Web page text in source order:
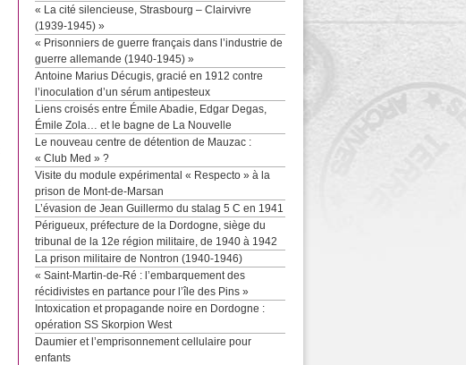
« La cité silencieuse, Strasbourg – Clairvivre
(1939-1945) »
« Prisonniers de guerre français dans l’industrie de
guerre allemande (1940-1945) »
Antoine Marius Décugis, gracié en 1912 contre
l’inoculation d’un sérum antipesteux
Liens croisés entre Émile Abadie, Edgar Degas,
Émile Zola… et le bagne de La Nouvelle
Le nouveau centre de détention de Mauzac :
« Club Med » ?
Visite du module expérimental « Respecto » à la
prison de Mont-de-Marsan
L’évasion de Jean Guillermo du stalag 5 C en 1941
Périgueux, préfecture de la Dordogne, siège du
tribunal de la 12e région militaire, de 1940 à 1942
La prison militaire de Nontron (1940-1946)
« Saint-Martin-de-Ré : l’embarquement des
récidivistes en partance pour l’île des Pins »
Intoxication et propagande noire en Dordogne :
opération SS Skorpion West
Daumier et l’emprisonnement cellulaire pour
enfants